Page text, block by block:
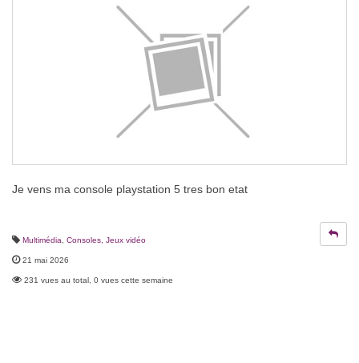
Je vens ma console playstation 5 tres bon etat
Multimédia Consoles, Jeux vidéo
21 mai 2026
231 vues au total, 0 vues cette semaine